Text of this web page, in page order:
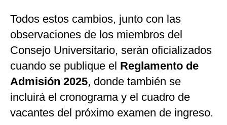
Todos estos cambios, junto con las
observaciones de los miembros del
Consejo Universitario, serán oficializados
cuando se publique el Reglamento de
Admisión 2025, donde también se
incluirá el cronograma y el cuadro de
vacantes del próximo examen de ingreso.